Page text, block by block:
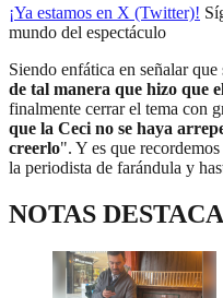
¡Ya estamos en X (Twitter)!
mundo del espectáculo
Siendo enfática en señalar
de tal manera que hizo que
finalmente cerrar el tema con
que la Ceci no se haya
creerlo". Y es que
la periodista de farándula y
NOTAS